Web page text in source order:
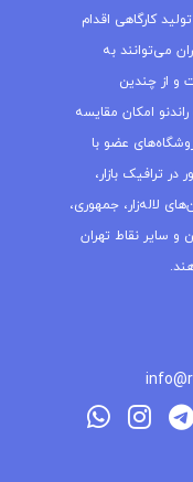
کارگاهی اقدام
می‌توانند به
و از چندین
امکان مقایسه
عضو با
ترافیک بازار،
لاله‌زار، جمهوری،
و سایر نقاط تهران